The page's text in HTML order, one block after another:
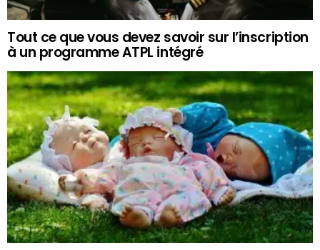
Tout ce que vous devez savoir sur l’inscription
à un programme ATPL intégré